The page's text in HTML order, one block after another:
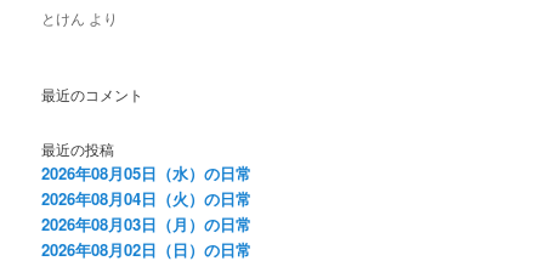
とけん より
最近のコメント
最近の投稿
2026年08月05日（水）の日常
2026年08月04日（火）の日常
2026年08月03日（月）の日常
2026年08月02日（日）の日常